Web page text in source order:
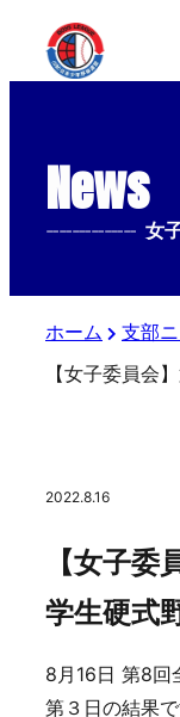
News
-------------- 女
ホーム 支部
2022.8.16
【女子
学生硬式
8月16日 第8回
第３日の結果で